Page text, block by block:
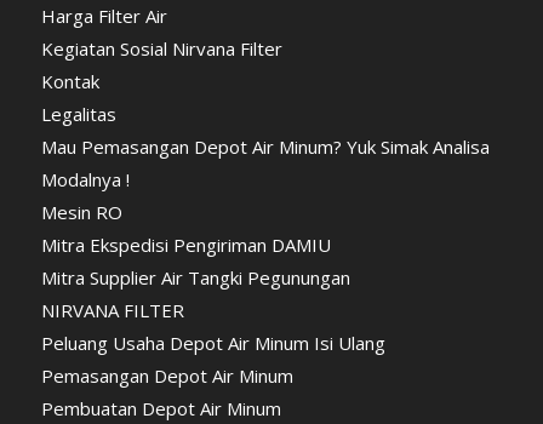
Harga Filter Air
Kegiatan Sosial Nirvana Filter
Kontak
Legalitas
Mau Pemasangan Depot Air Minum? Yuk Simak Analisa
Modalnya !
Mesin RO
Mitra Ekspedisi Pengiriman DAMIU
Mitra Supplier Air Tangki Pegunungan
NIRVANA FILTER
Peluang Usaha Depot Air Minum Isi Ulang
Pemasangan Depot Air Minum
Pembuatan Depot Air Minum